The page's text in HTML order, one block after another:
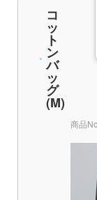
コ
ッ
ト
ン
バ
ッ
グ
(M)
コット
商品番号
商品
商品の使